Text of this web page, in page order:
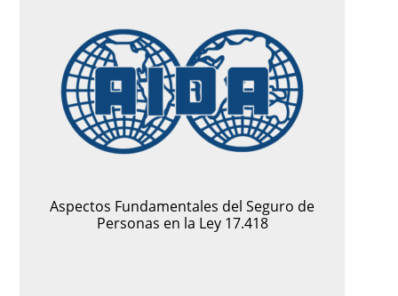
Aspectos Fundamentales del Seguro de
Personas en la Ley 17.418